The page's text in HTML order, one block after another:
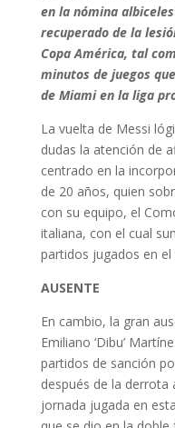
en la nómina
recuperado de la
Copa América, tal
minutos de juegos
de Miami en la liga
La vuelta de Messi
dudas la atención de
centrado en la
de 20 años, quien
con su equipo, el
italiana, con el cual
partidos jugados en
AUSENTE
En cambio, la gran
Emiliano ‘Dibu’
partidos de sanción
después de la
jornada jugada en